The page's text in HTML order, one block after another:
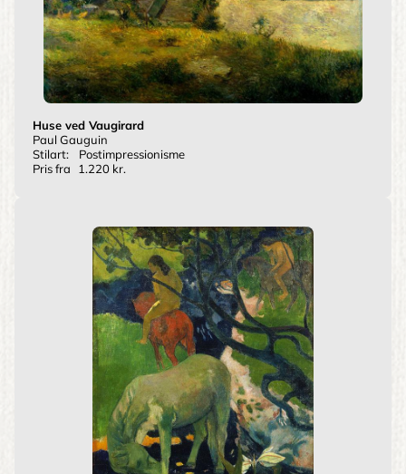
Huse ved Vaugirard
Paul Gauguin
Stilart:
Postimpressionisme
Pris fra
1.220 kr.